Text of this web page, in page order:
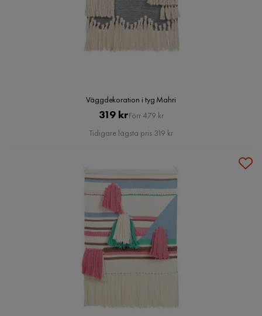
Väggdekoration i tyg Mahri
Pris
319 krOriginal
Pris
Förr 479 kr
Tidigare lägsta pris 319 kr